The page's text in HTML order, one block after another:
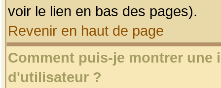
voir le lien en bas des pages).
Revenir en haut de page
Comment puis-je montrer une
d'utilisateur ?